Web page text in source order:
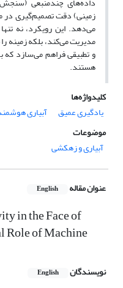
زمینی) دقت تصمیم‌گیری در
می‌دهد. این رویکرد، نه
مدیریت می‌کند، بلکه زمینه
و تطبیقی فراهم می‌سازد که
هستند.
کلیدواژه‌ها
یادگیری عمیق
آبیاری
موضوعات
آبیاری و زهکشی
عنوان مقاله English
in the Face of
Role of Machine
نویسندگان English